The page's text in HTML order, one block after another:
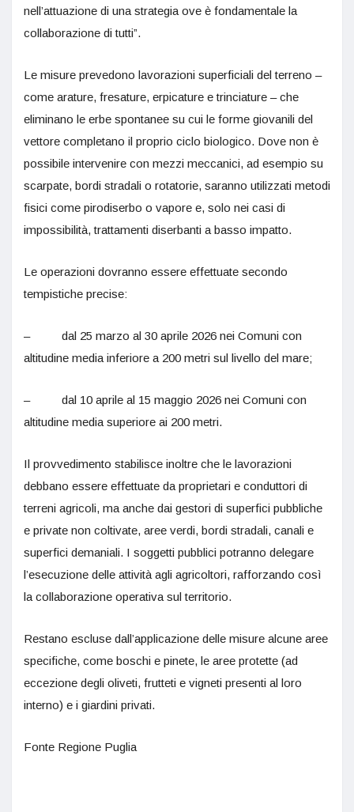
nell’attuazione di una strategia ove è fondamentale la
collaborazione di tutti”.
Le misure prevedono lavorazioni superficiali del terreno –
come arature, fresature, erpicature e trinciature – che
eliminano le erbe spontanee su cui le forme giovanili del
vettore completano il proprio ciclo biologico. Dove non è
possibile intervenire con mezzi meccanici, ad esempio su
scarpate, bordi stradali o rotatorie, saranno utilizzati metodi
fisici come pirodiserbo o vapore e, solo nei casi di
impossibilità, trattamenti diserbanti a basso impatto.
Le operazioni dovranno essere effettuate secondo
tempistiche precise:
– dal 25 marzo al 30 aprile 2026 nei Comuni con
altitudine media inferiore a 200 metri sul livello del mare;
– dal 10 aprile al 15 maggio 2026 nei Comuni con
altitudine media superiore ai 200 metri.
Il provvedimento stabilisce inoltre che le lavorazioni
debbano essere effettuate da proprietari e conduttori di
terreni agricoli, ma anche dai gestori di superfici pubbliche
e private non coltivate, aree verdi, bordi stradali, canali e
superfici demaniali. I soggetti pubblici potranno delegare
l’esecuzione delle attività agli agricoltori, rafforzando così
la collaborazione operativa sul territorio.
Restano escluse dall’applicazione delle misure alcune aree
specifiche, come boschi e pinete, le aree protette (ad
eccezione degli oliveti, frutteti e vigneti presenti al loro
interno) e i giardini privati.
Fonte Regione Puglia